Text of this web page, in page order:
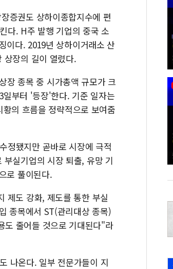
증권도 상하이종합지수에 편
다. H주 발행 기업의 중국 소
이다. 2019년 상하이거래소 산
상장의 길이 열렸다.
장 종목 중 시가총액 규모가 크
부터 '등장'한다. 기준 일자는
의 흐름을 정략적으로 보여줌
정됐지만 곧바로 시장에 극적
실기업의 시장 퇴출, 유망 기
로 풀이된다.
제도 강화, 제도를 통한 부실
종목에서 ST(관리대상 종목)
도 줄어들 것으로 기대된다"라
나온다. 일부 전문가들이 지